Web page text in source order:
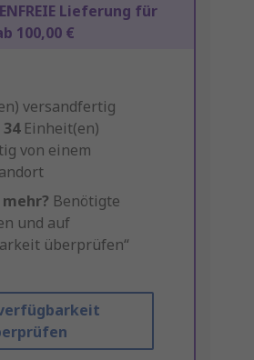
Lieferung für
100,00 €
versandfertig
34 Einheit(en)
von einem
Benötigte
und auf
überprüfen“